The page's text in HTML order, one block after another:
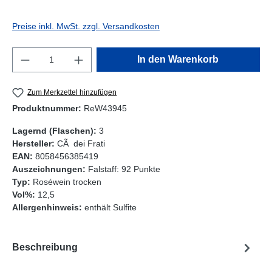
Preise inkl. MwSt. zzgl. Versandkosten
Produkt Anzahl: Gib den gewünschten
In den Warenkorb
Zum Merkzettel hinzufügen
Produktnummer: ReW43945
Lagernd (Flaschen): 3
Hersteller: CÃ dei Frati
EAN: 8058456385419
Auszeichnungen: Falstaff: 92 Punkte
Typ: Roséwein trocken
Vol%: 12,5
Allergenhinweis: enthält Sulfite
Beschreibung